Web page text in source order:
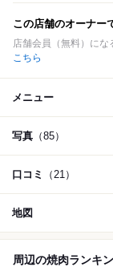
この店舗のオーナー
店舗会員（無料）にな
こちら
メニュー
写真 （85）
口コミ （21）
地図
周辺の焼肉ランキ